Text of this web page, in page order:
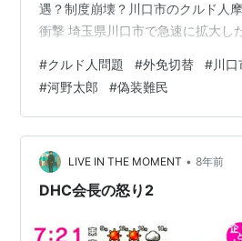
遇？制度崩壊？川口市のクルド人
衝撃 埼玉県川口市で急速に拡大し
元住民との摩擦が深刻化し、「騒
政への過剰要求」などの声が続出
して自民党は“特命委員会”を設置
ベルにも波及しています。 さらに
るのが「外免切替制度」です。な
持たない外国人でも、滞在先のホテ
#クルド人問題 #外免切替 #川口
#河野太郎 #偽装難民
LIVE IN THE MOMENT • 8年前
DHC会長の怒り2